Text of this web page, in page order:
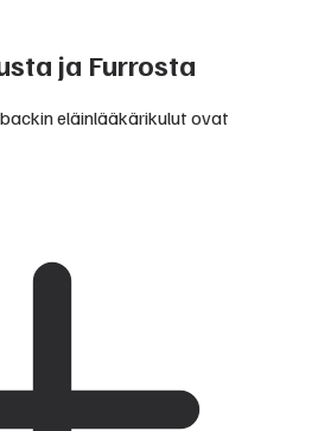
ja Furrosta
eläinlääkärikulut ovat